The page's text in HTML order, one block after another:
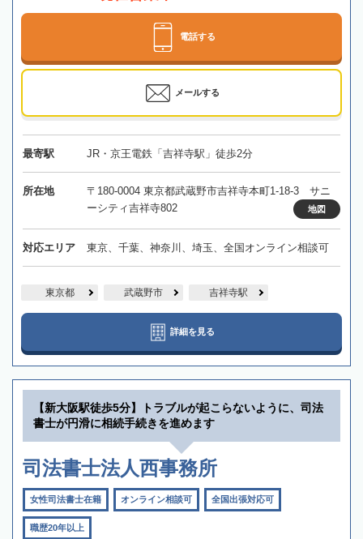
電話する
メールする
最寄駅 JR・京王電鉄「吉祥寺駅」徒歩2分
所在地
〒180-0004 東京都武蔵野市吉祥寺本町1-18-3 サニ
ーシティ吉祥寺802
地図
対応エリア 東京、千葉、神奈川、埼玉、全国オンライン相談可
東京都 武蔵野市 吉祥寺駅
詳細を見る
【新大阪駅徒歩5分】トラブルが起こらないように、司法
書士が円滑に相続手続きを進めます
司法書士法人西事務所
女性司法書士在籍 オンライン相談可 全国出張対応可
職歴20年以上